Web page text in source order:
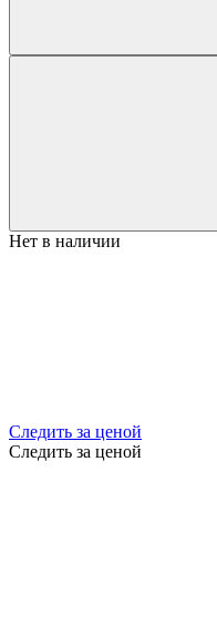
Нет в наличии
Следить за ценой
Следить за ценой